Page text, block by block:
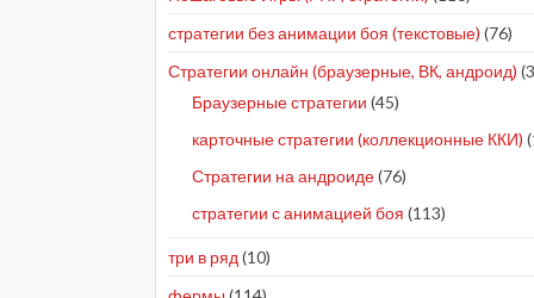
стратегии без анимации боя (текстовые) (76)
Стратегии онлайн (браузерные, ВК, андроид)
Браузерные стратегии (45)
карточные стратегии (коллекционные ККИ)
Стратегии на андроиде(76)
стратегии с анимацией боя (113)
три в ряд (10)